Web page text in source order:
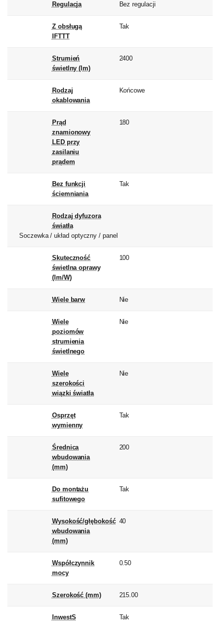
Regulacja Bez regulacji
Z obsługą
IFTTT
Tak
Strumień
świetlny (lm)
2400
Rodzaj
okablowania
Końcowe
Prąd
znamionowy
LED przy
zasilaniu
prądem
180
Bez funkcji
ściemniania
Tak
Rodzaj dyfuzora
światła
Soczewka / układ optyczny / panel
Skuteczność
świetlna oprawy
(lm/W)
100
Wiele barw Nie
Wiele
poziomów
strumienia
świetlnego
Nie
Wiele
szerokości
wiązki światła
Nie
Osprzęt
wymienny
Tak
Średnica
wbudowania
(mm)
200
Do montażu
sufitowego
Tak
Wysokość/głębokość
wbudowania
(mm)
40
Współczynnik
mocy
0.50
Szerokość (mm) 215.00
InwestS Tak